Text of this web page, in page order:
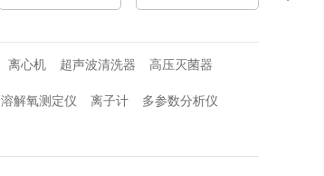
离心机 超声波清洗器 高压灭菌器
溶解氧测定仪 离子计 多参数分析仪